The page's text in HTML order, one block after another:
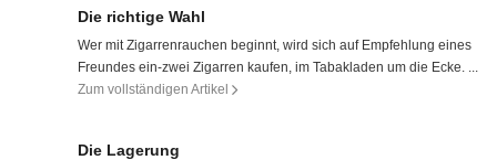
Die richtige Wahl
Wer mit Zigarrenrauchen beginnt, wird sich auf Empfehlung eines
Freundes ein-zwei Zigarren kaufen, im Tabakladen um die Ecke. ...
Zum vollständigen Artikel
Die Lagerung